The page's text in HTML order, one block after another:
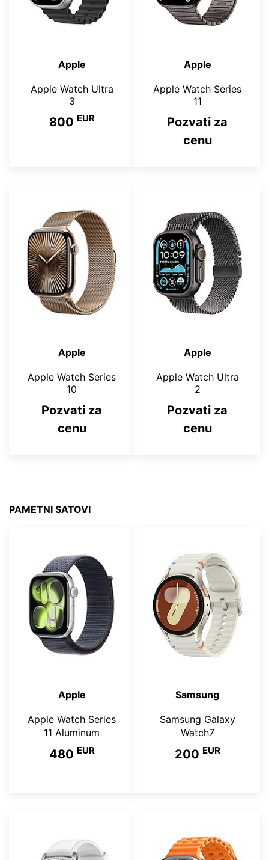
Apple
Apple Watch Ultra
3
800 EUR
Apple
Apple Watch Series
11
Pozvati za
cenu
Apple
Apple Watch Series
10
Pozvati za
cenu
Apple
Apple Watch Ultra
2
Pozvati za
cenu
PAMETNI SATOVI
Apple
Apple Watch Series
11 Aluminum
480 EUR
Samsung
Samsung Galaxy
Watch7
200 EUR